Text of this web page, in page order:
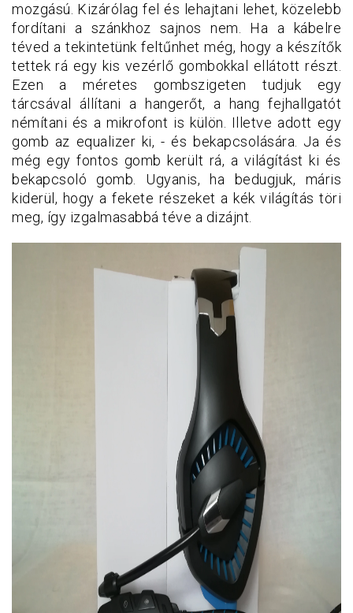
mozgású. Kizárólag fel és lehajtani lehet, közelebb
fordítani a szánkhoz sajnos nem. Ha a kábelre
téved a tekintetünk feltűnhet még, hogy a készítők
tettek rá egy kis vezérlő gombokkal ellátott részt.
Ezen a méretes gombszigeten tudjuk egy
tárcsával állítani a hangerőt, a hang fejhallgatót
némítani és a mikrofont is külön. Illetve adott egy
gomb az equalizer ki, - és bekapcsolására. Ja és
még egy fontos gomb került rá, a világítást ki és
bekapcsoló gomb. Ugyanis, ha bedugjuk, máris
kiderül, hogy a fekete részeket a kék világítás töri
meg, így izgalmasabbá téve a dizájnt.